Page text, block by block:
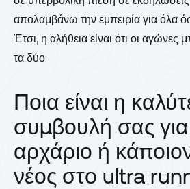
απολαμβάνω την εμπειρία για όλα
Έτσι, η αλήθεια είναι ότι οι αγώνες
τα δύο.
Ποια είναι η
συμβουλή σας
αρχάριο ή
νέος στο ultra